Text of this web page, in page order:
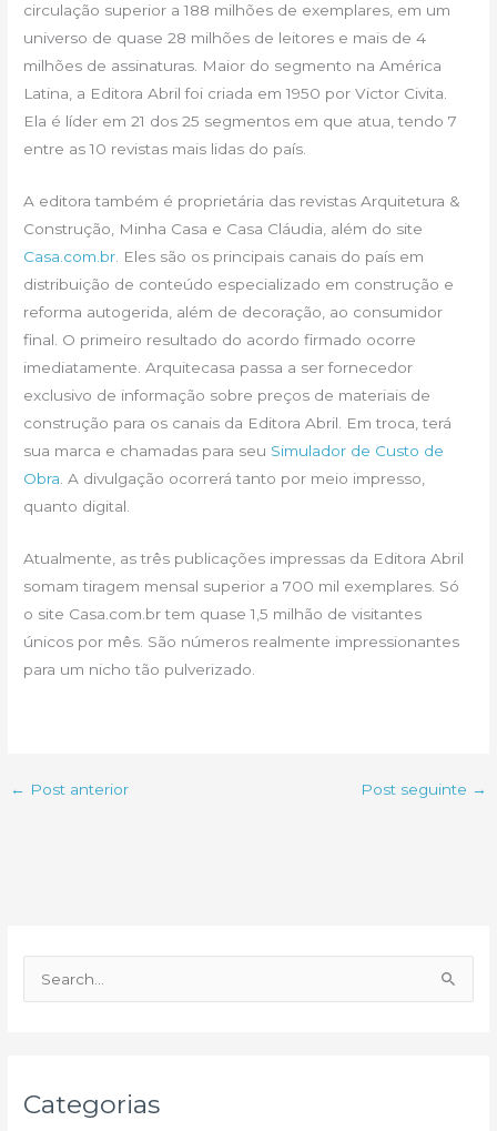
circulação superior a 188 milhões de exemplares, em um
universo de quase 28 milhões de leitores e mais de 4
milhões de assinaturas. Maior do segmento na América
Latina, a Editora Abril foi criada em 1950 por Victor Civita.
Ela é líder em 21 dos 25 segmentos em que atua, tendo 7
entre as 10 revistas mais lidas do país.
A editora também é proprietária das revistas Arquitetura &
Construção, Minha Casa e Casa Cláudia, além do site
Casa.com.br. Eles são os principais canais do país em
distribuição de conteúdo especializado em construção e
reforma autogerida, além de decoração, ao consumidor
final. O primeiro resultado do acordo firmado ocorre
imediatamente. Arquitecasa passa a ser fornecedor
exclusivo de informação sobre preços de materiais de
construção para os canais da Editora Abril. Em troca, terá
sua marca e chamadas para seu Simulador de Custo de
Obra. A divulgação ocorrerá tanto por meio impresso,
quanto digital.
Atualmente, as três publicações impressas da Editora Abril
somam tiragem mensal superior a 700 mil exemplares. Só
o site Casa.com.br tem quase 1,5 milhão de visitantes
únicos por mês. São números realmente impressionantes
para um nicho tão pulverizado.
← Post anterior Post seguinte →
e
Categorias